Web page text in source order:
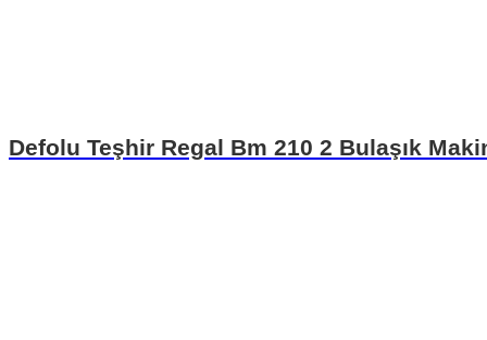
Defolu Teşhir Regal Bm 210 2 Bulaşık